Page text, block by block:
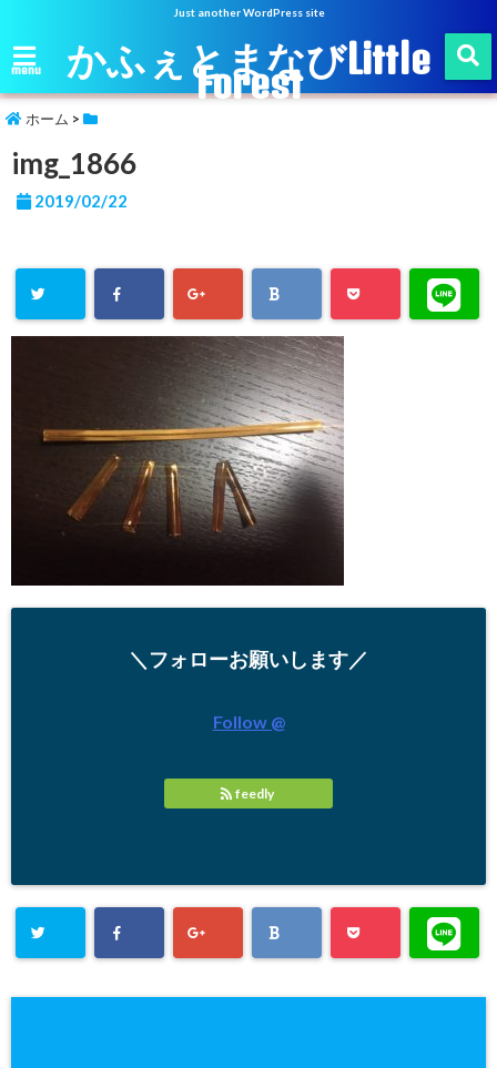
Just another WordPress site
menu かふぇとまなびLittle
Forest
ホーム >
img_1866
2019/02/22
＼フォローお願いします／
Follow @
feedly